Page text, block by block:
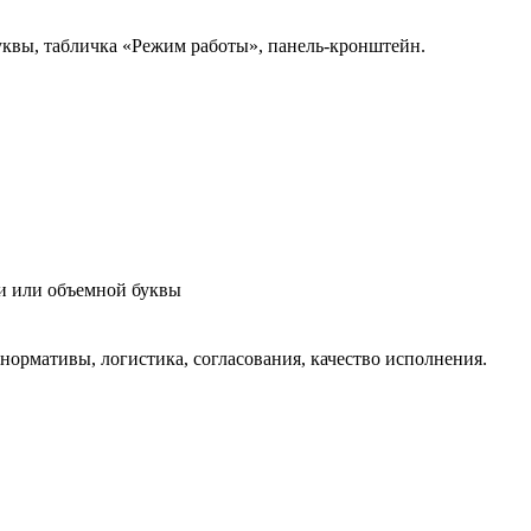
табличка «Режим работы», панель-кронштейн.
или объемной буквы
логистика, согласования, качество исполнения.